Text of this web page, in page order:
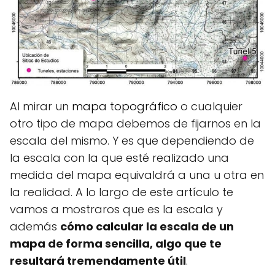
Al mirar un mapa topográfico o cualquier
otro tipo de mapa debemos de fijarnos en la
escala del mismo. Y es que dependiendo de
la escala con la que esté realizado una
medida del mapa equivaldrá a una u otra en
la realidad. A lo largo de este artículo te
vamos a mostraros que es la escala y
además cómo calcular la escala de un
mapa de forma sencilla, algo que te
resultará tremendamente útil.